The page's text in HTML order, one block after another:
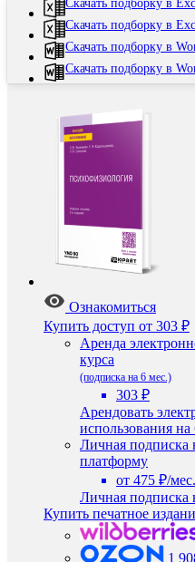
Скачать подборку в
Скачать подборку в
Скачать подборку в
Скачать подборку в
Ознакомиться
Купить доступ от 303 ₽
Аренда
курса
(подписка на 6 мес.)
303 ₽
Арендовать
использования на
Личная подписка
платформу
от 475 ₽/мес.
Личная подписка
Купить печатное
1